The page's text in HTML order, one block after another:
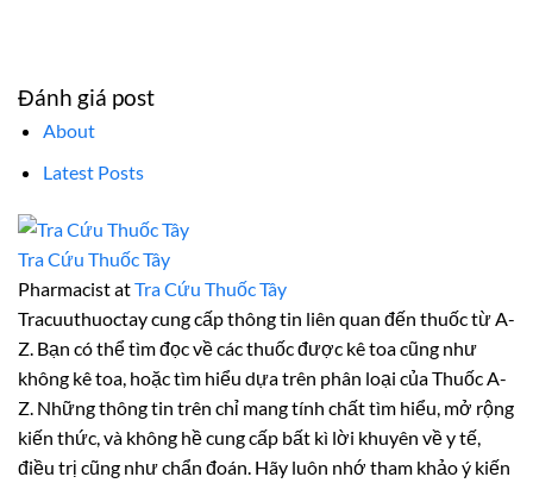
Đánh giá post
About
Latest Posts
Tra Cứu Thuốc Tây
PharmacistatTra Cứu Thuốc Tây
Tracuuthuoctay cung cấp thông tin liên quan đến thuốc từ A-
Z. Bạn có thể tìm đọc về các thuốc được kê toa cũng như
không kê toa, hoặc tìm hiểu dựa trên phân loại của Thuốc A-
Z. Những thông tin trên chỉ mang tính chất tìm hiểu, mở rộng
kiến thức, và không hề cung cấp bất kì lời khuyên về y tế,
điều trị cũng như chẩn đoán. Hãy luôn nhớ tham khảo ý kiến